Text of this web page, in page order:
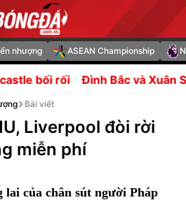
nhượng ASEAN Championship
và Xuân Son sẵn sàng bứt phá
Bài viết
Liverpool đòi rời
miễn phí
lai của chân sút người Pháp